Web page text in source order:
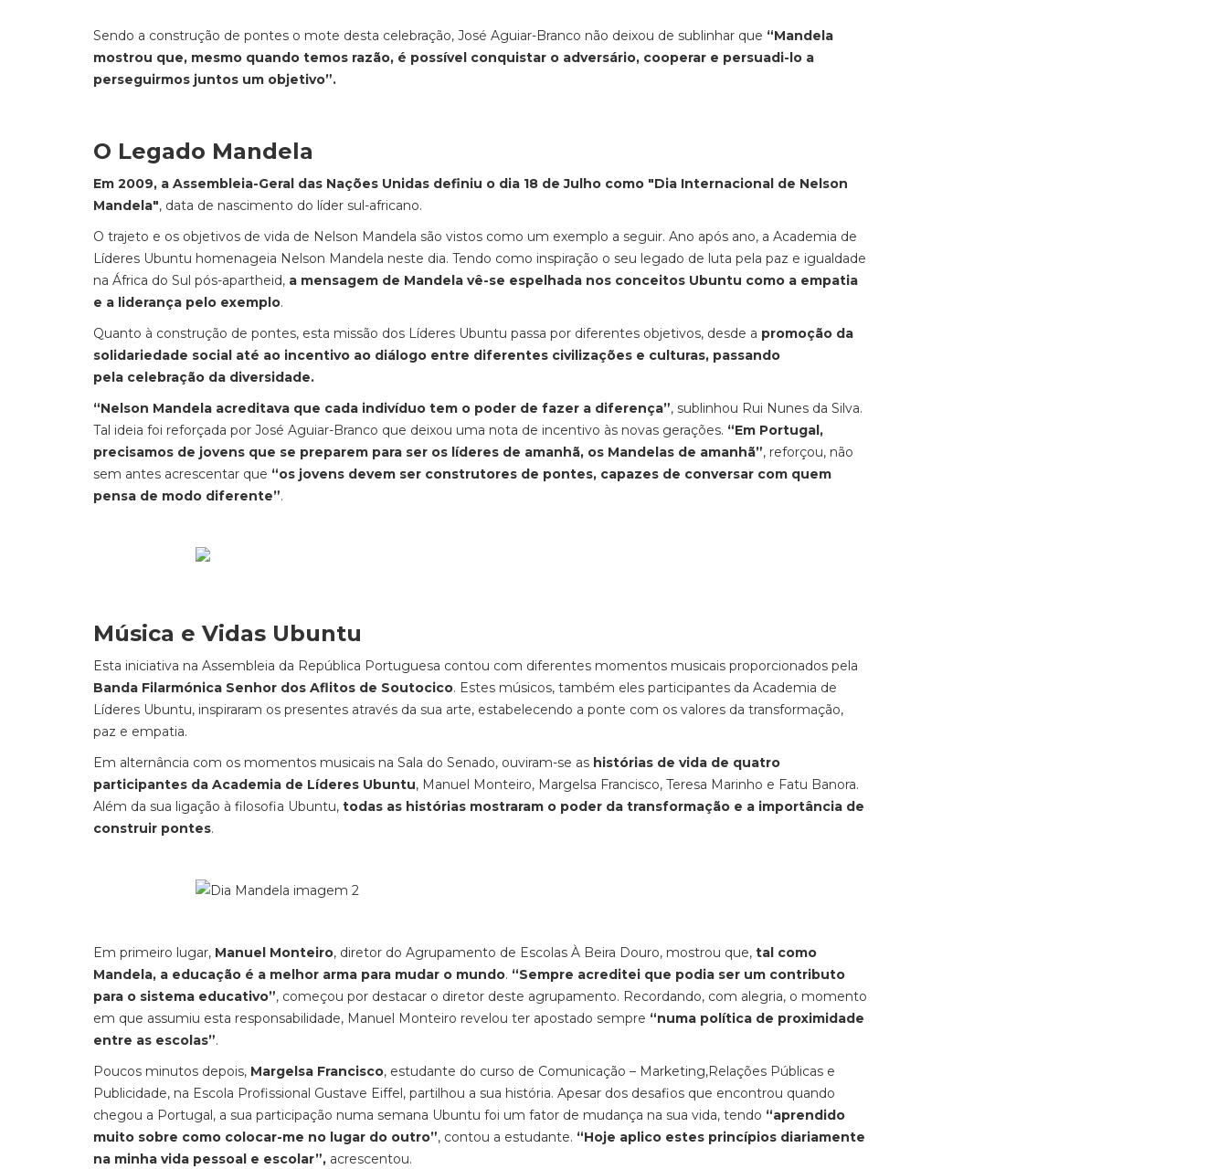
Sendo a construção de pontes o mote desta celebração, José Aguiar-Branco não deixou de sublinhar que “Mandela
mostrou que, mesmo quando temos razão, é possível conquistar o adversário, cooperar e persuadi-lo a
perseguirmos juntos um objetivo”.
O Legado Mandela
Em 2009, a Assembleia-Geral das Nações Unidas definiu o dia 18 de Julho como "Dia Internacional de Nelson
Mandela", data de nascimento do líder sul-africano.
O trajeto e os objetivos de vida de Nelson Mandela são vistos como um exemplo a seguir. Ano após ano, a Academia de
Líderes Ubuntu homenageia Nelson Mandela neste dia. Tendo como inspiração o seu legado de luta pela paz e igualdade
na África do Sul pós-apartheid, a mensagem de Mandela vê-se espelhada nos conceitos Ubuntu como a empatia
e a liderança pelo exemplo.
Quanto à construção de pontes, esta missão dos Líderes Ubuntu passa por diferentes objetivos, desde a promoção da
solidariedade social até ao incentivo ao diálogo entre diferentes civilizações e culturas, passando
pela celebração da diversidade.
“Nelson Mandela acreditava que cada indivíduo tem o poder de fazer a diferença”, sublinhou Rui Nunes da Silva.
Tal ideia foi reforçada por José Aguiar-Branco que deixou uma nota de incentivo às novas gerações. “Em Portugal,
precisamos de jovens que se preparem para ser os líderes de amanhã, os Mandelas de amanhã”, reforçou, não
sem antes acrescentar que “os jovens devem ser construtores de pontes, capazes de conversar com quem
pensa de modo diferente”.
Música e Vidas Ubuntu
Esta iniciativa na Assembleia da República Portuguesa contou com diferentes momentos musicais proporcionados pela
Banda Filarmónica Senhor dos Aflitos de Soutocico. Estes músicos, também eles participantes da Academia de
Líderes Ubuntu, inspiraram os presentes através da sua arte, estabelecendo a ponte com os valores da transformação,
paz e empatia.
Em alternância com os momentos musicais na Sala do Senado, ouviram-se as histórias de vida de quatro
participantes da Academia de Líderes Ubuntu, Manuel Monteiro, Margelsa Francisco, Teresa Marinho e Fatu Banora.
Além da sua ligação à filosofia Ubuntu, todas as histórias mostraram o poder da transformação e a importância de
construir pontes.
Em primeiro lugar, Manuel Monteiro, diretor do Agrupamento de Escolas À Beira Douro, mostrou que, tal como
Mandela, a educação é a melhor arma para mudar o mundo. “Sempre acreditei que podia ser um contributo
para o sistema educativo”, começou por destacar o diretor deste agrupamento. Recordando, com alegria, o momento
em que assumiu esta responsabilidade, Manuel Monteiro revelou ter apostado sempre “numa política de proximidade
entre as escolas”.
Poucos minutos depois, Margelsa Francisco, estudante do curso de Comunicação – Marketing,Relações Públicas e
Publicidade, na Escola Profissional Gustave Eiffel, partilhou a sua história. Apesar dos desafios que encontrou quando
chegou a Portugal, a sua participação numa semana Ubuntu foi um fator de mudança na sua vida, tendo “aprendido
muito sobre como colocar-me no lugar do outro”, contou a estudante. “Hoje aplico estes princípios diariamente
na minha vida pessoal e escolar”, acrescentou.